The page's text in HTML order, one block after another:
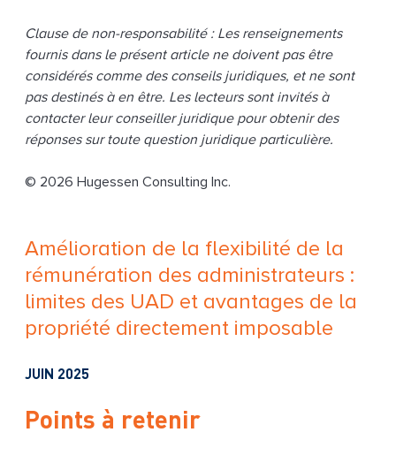
Clause de non-responsabilité : Les renseignements
fournis dans le présent article ne doivent pas être
considérés comme des conseils juridiques, et ne sont
pas destinés à en être. Les lecteurs sont invités à
contacter leur conseiller juridique pour obtenir des
réponses sur toute question juridique particulière.
© 2026 Hugessen Consulting Inc.
Amélioration de la flexibilité de la
rémunération des administrateurs :
limites des UAD et avantages de la
propriété directement imposable
JUIN 2025
Points à retenir